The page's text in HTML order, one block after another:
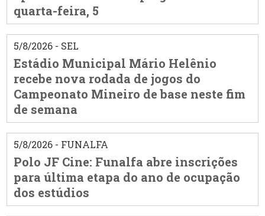
quarta-feira, 5
5/8/2026 - SEL
Estádio Municipal Mário Helênio
recebe nova rodada de jogos do
Campeonato Mineiro de base neste fim
de semana
5/8/2026 - FUNALFA
Polo JF Cine: Funalfa abre inscrições
para última etapa do ano de ocupação
dos estúdios